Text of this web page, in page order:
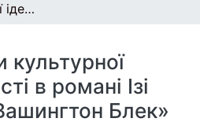
Аспекти культурної ідентичності в романі Ізі Едуджіан «Вашингтон Блек»
культурної
в романі Ізі
Блек»